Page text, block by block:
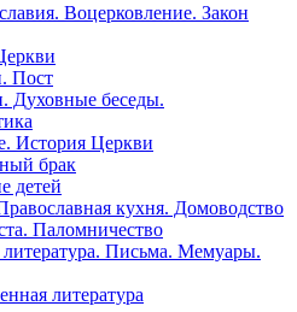
Воцерковление. Закон
Пост
Духовные беседы.
История Церкви
брак
детей
кухня. Домоводство
Паломничество
литература. Письма. Мемуары.
литература